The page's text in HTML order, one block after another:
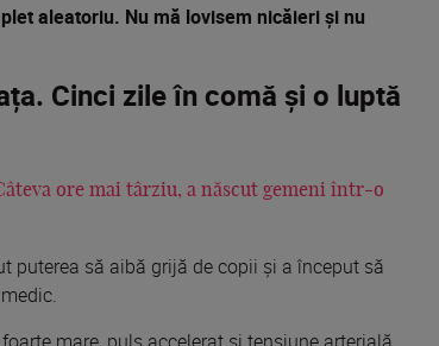
aleatoriu. Nu mă lovisem nicăieri și nu
Cinci zile în comă și o luptă
ore mai târziu, a născut gemeni într-o
puterea să aibă grijă de copii și a început să